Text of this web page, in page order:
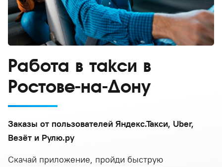
Работа в такси в
Ростове-на-Дону
Заказы от пользователей Яндекс.Такси, Uber,
Везёт и Рулю.ру
Скачай приложение, пройди быструю